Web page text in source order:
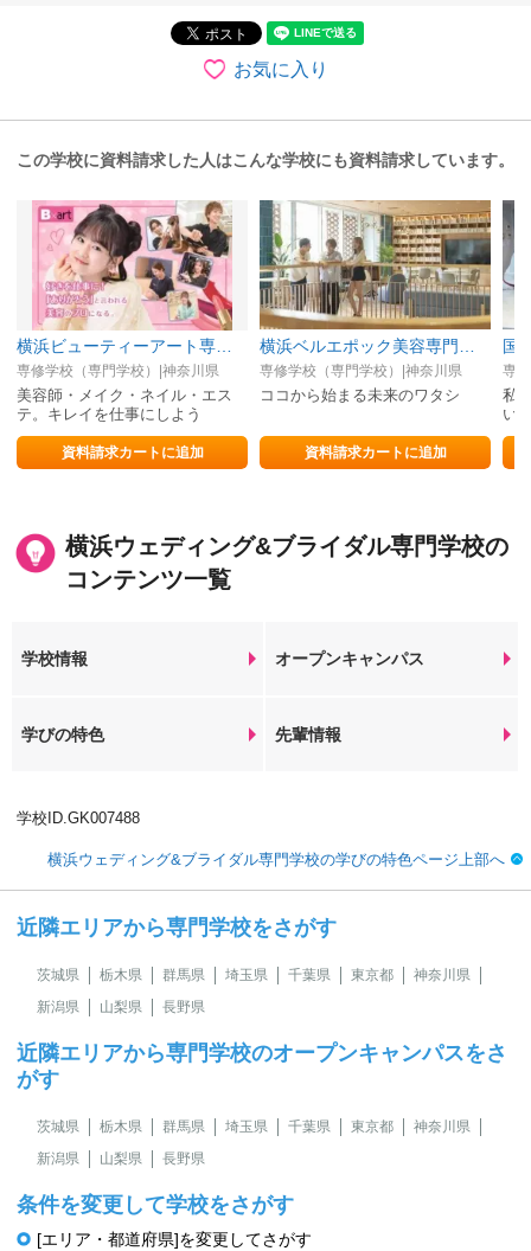
お気に入り
この学校に資料請求した人はこんな学校にも資料請求しています。
専修学校（専門学校）|神奈川県
美容師・メイク・ネイル・エス
テ。キレイを仕事にしよう
資料請求カートに追加
専修学校（専門学校）|神奈川県
ココから始まる未来のワタシ
資料請求カートに追加
国
専
私
い
横浜ウェディング&ブライダル専門学校の
コンテンツ一覧
学校情報 オープンキャンパス
学びの特色 先輩情報
学校ID.GK007488
横浜ウェディング&ブライダル専門学校の学びの特色ページ上部へ
近隣エリアから専門学校をさがす
茨城県 栃木県 群馬県 埼玉県 千葉県 東京都
神奈川県
新潟県
山梨県 長野県
近隣エリアから専門学校のオープンキャンパスをさ
がす
茨城県 栃木県 群馬県 埼玉県 千葉県 東京都
神奈川県
新潟県
山梨県 長野県
条件を変更して学校をさがす
[エリア・都道府県]を変更してさがす